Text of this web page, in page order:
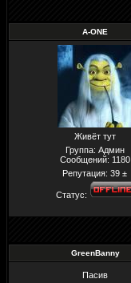
A-ONE
Живёт тут
Группа: Админ
Сообщений: 1180
Репутация:39 ±
Статус:
GreenBanny
Пасив